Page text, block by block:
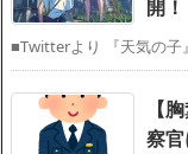
開！
■Twitterより 『天気の子
【
察